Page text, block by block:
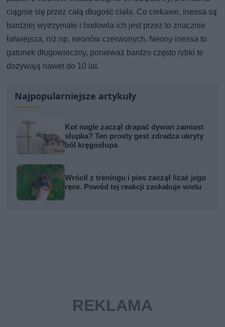
ciągnie się przez całą długość ciała. Co ciekawe, inessa są
bardziej wytrzymałe i hodowla ich jest przez to znacznie
łatwiejsza, niż np. neonów czerwonych. Neony inessa to
gatunek długowieczny, ponieważ bardzo często rybki te
dożywają nawet do 10 lat.
Najpopularniejsze artykuły
Kot nagle zaczął drapać dywan zamiast
słupka? Ten prosty gest zdradza ukryty
ból kręgosłupa
Wrócił z treningu i pies zaczął lizać jego
ręce. Powód tej reakcji zaskakuje wielu